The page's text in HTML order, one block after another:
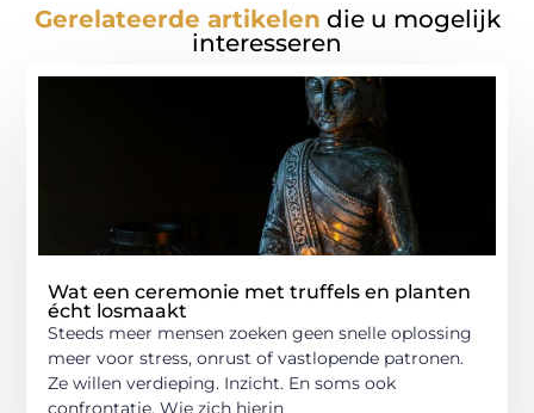
Gerelateerde artikelen die u mogelijk
interesseren
Wat een ceremonie met truffels en planten
écht losmaakt
Steeds meer mensen zoeken geen snelle oplossing
meer voor stress, onrust of vastlopende patronen.
Ze willen verdieping. Inzicht. En soms ook
confrontatie. Wie zich hierin